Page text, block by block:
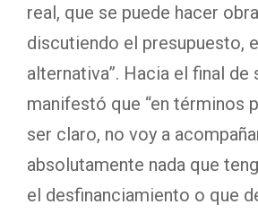
real, que se puede hacer
discutiendo el presupuesto,
alternativa”. Hacia el final de
manifestó que “en términos
ser claro, no voy a
absolutamente nada que
el desfinanciamiento o que